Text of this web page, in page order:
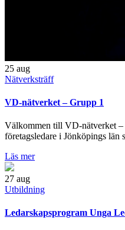
25 aug
Nätverksträff
VD-nätverket – Grupp 1
Välkommen till VD-nätverket
företagsledare i Jönköpings län
Läs mer
27 aug
Utbildning
Ledarskapsprogram Unga